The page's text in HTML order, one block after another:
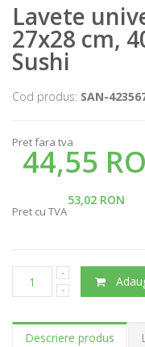
Lavete
27x28 cm,
Sushi
Cod produs: SAN-
Pret fara tva
44,55
53,02 RON
Pret cu TVA
Descriere produs